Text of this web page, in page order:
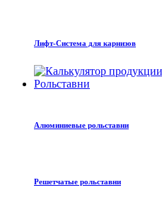
Лифт-Система для карнизов
Рольставни
Алюминиевые рольставни
Решетчатые рольставни